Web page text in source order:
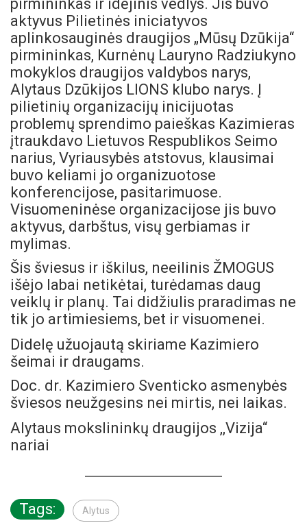
pirmininkas ir idėjinis vedlys. Jis buvo
aktyvus Pilietinės iniciatyvos
aplinkosauginės draugijos „Mūsų Dzūkija“
pirmininkas, Kurnėnų Lauryno Radziukyno
mokyklos draugijos valdybos narys,
Alytaus Dzūkijos LIONS klubo narys. Į
pilietinių organizacijų inicijuotas
problemų sprendimo paieškas Kazimieras
įtraukdavo Lietuvos Respublikos Seimo
narius, Vyriausybės atstovus, klausimai
buvo keliami jo organizuotose
konferencijose, pasitarimuose.
Visuomeninėse organizacijose jis buvo
aktyvus, darbštus, visų gerbiamas ir
mylimas.
Šis šviesus ir iškilus, neeilinis ŽMOGUS
išėjo labai netikėtai, turėdamas daug
veiklų ir planų. Tai didžiulis praradimas ne
tik jo artimiesiems, bet ir visuomenei.
Didelę užuojautą skiriame Kazimiero
šeimai ir draugams.
Doc. dr. Kazimiero Sventicko asmenybės
šviesos neužgesins nei mirtis, nei laikas.
Alytaus mokslininkų draugijos ,,Vizija“
nariai
Tags: Alytus